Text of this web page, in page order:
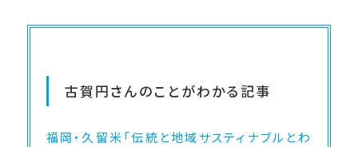
古賀円さんのことがわかる記事
福岡・久留米「伝統と地域サスティナブルとわ